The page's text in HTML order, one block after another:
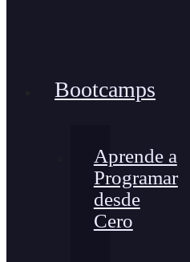
Bootcamps
Aprende a
Programar
desde
Cero